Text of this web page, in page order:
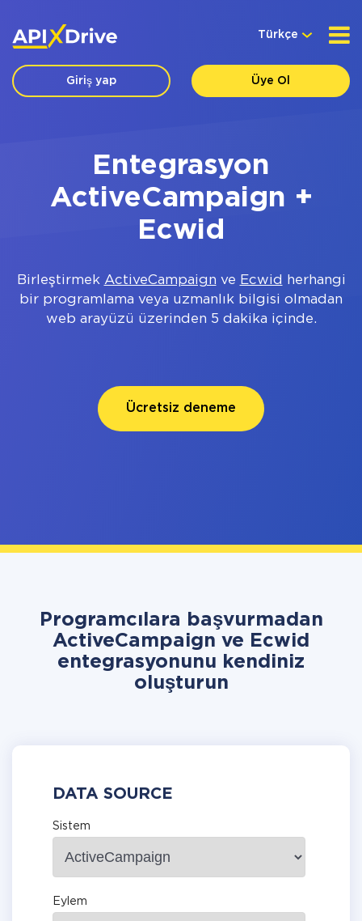
Türkçe
Giriş yap Üye Ol
Entegrasyon
ActiveCampaign +
Ecwid
Birleştirmek ActiveCampaign ve Ecwid
herhangi
bir programlama veya uzmanlık bilgisi olmadan
web arayüzü üzerinden 5 dakika içinde.
Ücretsiz deneme
Programcılara başvurmadan
ActiveCampaign ve Ecwid
entegrasyonunu kendiniz
oluşturun
DATA SOURCE
Sistem
Eylem